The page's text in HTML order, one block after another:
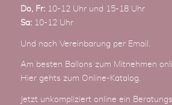
Do, Fr:10-12 Uhr und 15-18 Uhr
Sa:10-12 Uhr
Und nach Vereinbarung per Email
Am besten Ballons zum Mitnehmen
Hier gehts zum Online-Katalog.
Jetzt unkompliziert online ein